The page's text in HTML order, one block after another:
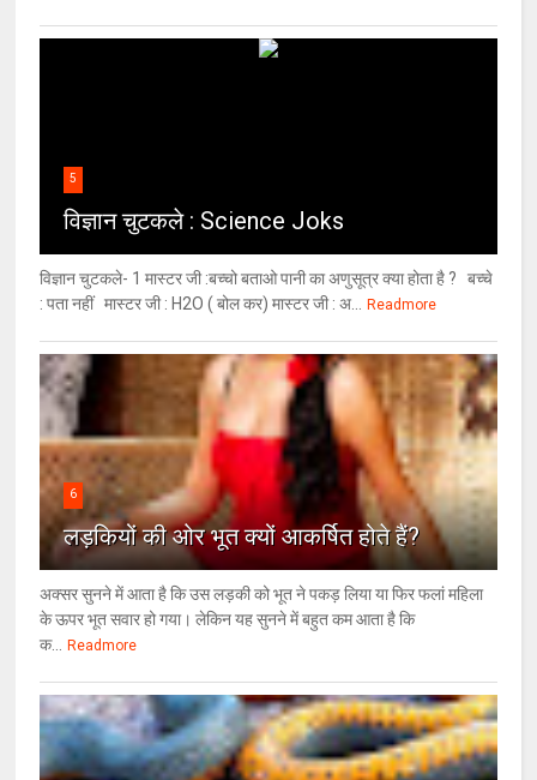
5
विज्ञान चुटकले : Science Joks
विज्ञान चुटकले- 1 मास्टर जी :बच्चो बताओ पानी का अणुसूत्र क्या होता है ? बच्चे
: पता नहीं मास्टर जी : H2O ( बोल कर) मास्टर जी : अ...
Readmore
6
लड़कियों की ओर भूत क्‍यों आकर्षित होते हैं?
अक्सर सुनने में आता है कि उस लड़की को भूत ने पकड़ लिया या फिर फलां महिला
के ऊपर भूत सवार हो गया। लेकिन यह सुनने में बहुत कम आता है कि
क...
Readmore